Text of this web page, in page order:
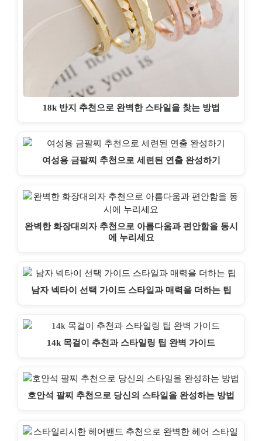
18k 반지 추천으로 완벽한 스타일을 찾는 방법
여성용 금팔찌 추천으로 세련된 연출 완성하기
완벽한 화장대의자 추천으로 아름다움과 편안함을 동시
에 누리세요
남자 넥타이 선택 가이드 스타일과 매력을 더하는 팁
14k 목걸이 추천과 스타일링 팁 완벽 가이드
호안석 팔찌 추천으로 당신의 스타일을 완성하는 방법